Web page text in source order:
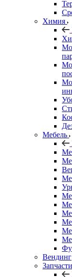
Химия
Мебель
Вендинг
Запчасти